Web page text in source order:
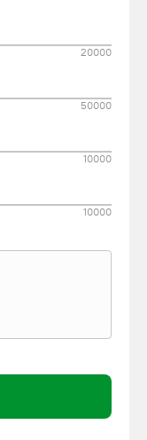
20000
50000
10000
10000